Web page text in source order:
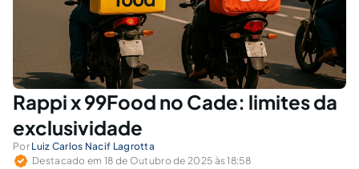
Rappi x 99Food no Cade: limites da
exclusividade
Por Luiz Carlos Nacif Lagrotta
Destacado em 18 de Outubro de 2025 às 18:58